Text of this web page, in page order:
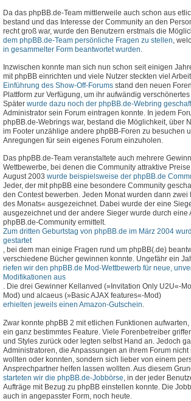
Da das phpBB.de-Team mittlerweile auch schon aus
bestand und das Interesse der Community an den
recht groß war, wurde den Benutzern erstmals die
dem phpBB.de-Team persönliche Fragen zu stellen ,
in gesammelter Form beantwortet wurden
Inzwischen konnte man sich nun schon seit einigen
mit phpBB einrichten und viele Nutzer steckten viel
Einführung des Show-Off-Forums stand den neuen
Plattform zur Verfügung, um ihr aufwändig
Später wurde dazu noch der phpBB.de-Webring
Administrator sein Forum eintragen konnte. In jedem
phpBB.de-Webrings war, bestand die Möglichkeit, über
im Footer unzählige andere phpBB-Foren zu besuchen
Anregungen für sein eigenes Forum einzuholen.
Das phpBB.de-Team veranstaltete auch mehrere
Wettbewerbe, bei denen die Community attraktive
August 2003 wurde beispielsweise der phpBB.de
Jeder, der mit phpBB eine besondere Community
den Contest bewerben. Jeden Monat wurden dann zwei
des Monats« ausgezeichnet. Dabei wurde der eine
ausgezeichnet und der andere Sieger wurde durch eine
phpBB.de-Community ermittelt.
Zum dritten Geburtstag von phpBB.de im März 2004
gestartet
, bei dem man einige Fragen rund um phpBB(.de)
verschiedene Bücher gewinnen konnte. Ungefähr ein
riefen wir den phpBB.de Mod-Wettbewerb für neue,
Modifikationen aus
. Die drei Gewinner Kellanved (»Invitation Only U2U«-
Mod) und alcaeus (»Basic AJAX features«-Mod)
erhielten jeweils einen Amazon-Gutschein.
Zwar konnte phpBB 2 mit etlichen Funktionen
ein ganz bestimmtes Feature. Viele Forenbetreiber
und Styles zurück oder legten selbst Hand an. Jedoch
Administratoren, die Anpassungen an ihrem Forum
wollten oder konnten, sondern sich lieber von einem
Ansprechpartner helfen lassen wollten. Aus diesem
starteten wir die phpBB.de-Jobbörse , in der jeder
Aufträge mit Bezug zu phpBB einstellen konnte. Die
auch in angepasster Form, noch heute.